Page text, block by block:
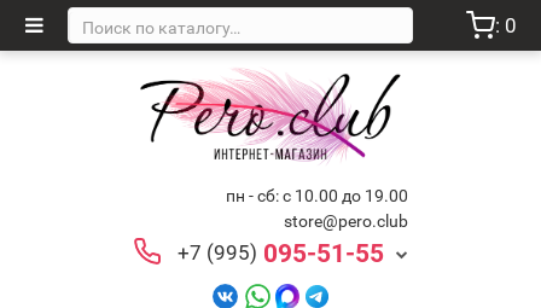
: 0
пн - сб: с 10.00 до 19.00
store@pero.club
+7 (995) 095-51-55